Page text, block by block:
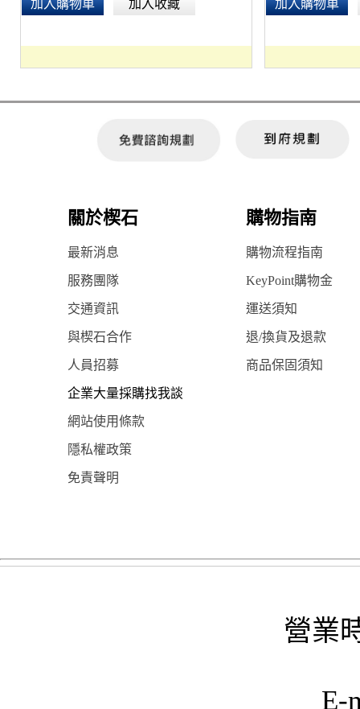
加入購物車 加入收藏 加入購物車
關於楔石 購物指南
最新消息 購物流程指南
服務團隊 KeyPoint購物金
交通資訊 運送須知
與楔石合作 退/換貨及退款
人員招募 商品保固須知
企業大量採購找我談
網站使用條款
隱私權政策
免責聲明
營業
E-